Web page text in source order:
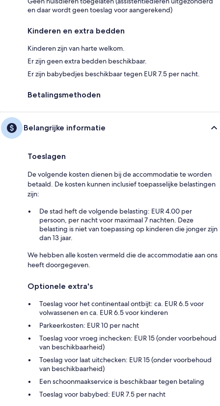
en daar wordt geen toeslag voor aangerekend)
Kinderen en extra bedden
Kinderen zijn van harte welkom.
Er zijn geen extra bedden beschikbaar.
Er zijn babybedjes beschikbaar tegen EUR 7.5 per nacht.
Betalingsmethoden
Belangrijke informatie
Toeslagen
De volgende kosten dienen bij de accommodatie te worden
betaald. De kosten kunnen inclusief toepasselijke belastingen
zijn:
De stad heft de volgende belasting: EUR 4.00 per
persoon, per nacht voor maximaal 7 nachten. Deze
belasting is niet van toepassing op kinderen die jonger zijn
dan 13 jaar.
We hebben alle kosten vermeld die de accommodatie aan ons
heeft doorgegeven.
Optionele extra's
Toeslag voor het continentaal ontbijt: ca. EUR 6.5 voor
volwassenen en ca. EUR 6.5 voor kinderen
Parkeerkosten: EUR 10 per nacht
Toeslag voor vroeg inchecken: EUR 15 (onder voorbehoud
van beschikbaarheid)
Toeslag voor laat uitchecken: EUR 15 (onder voorbehoud
van beschikbaarheid)
Een schoonmaakservice is beschikbaar tegen betaling
Toeslag voor babybed: EUR 7.5 per nacht